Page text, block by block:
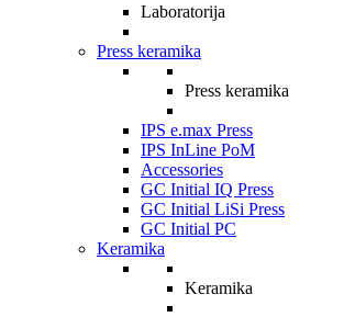
Laboratorija
Press keramika
Press keramika
IPS e.max Press
IPS InLine PoM
Accessories
GC Initial IQ Press
GC Initial LiSi Press
GC Initial PC
Keramika
Keramika